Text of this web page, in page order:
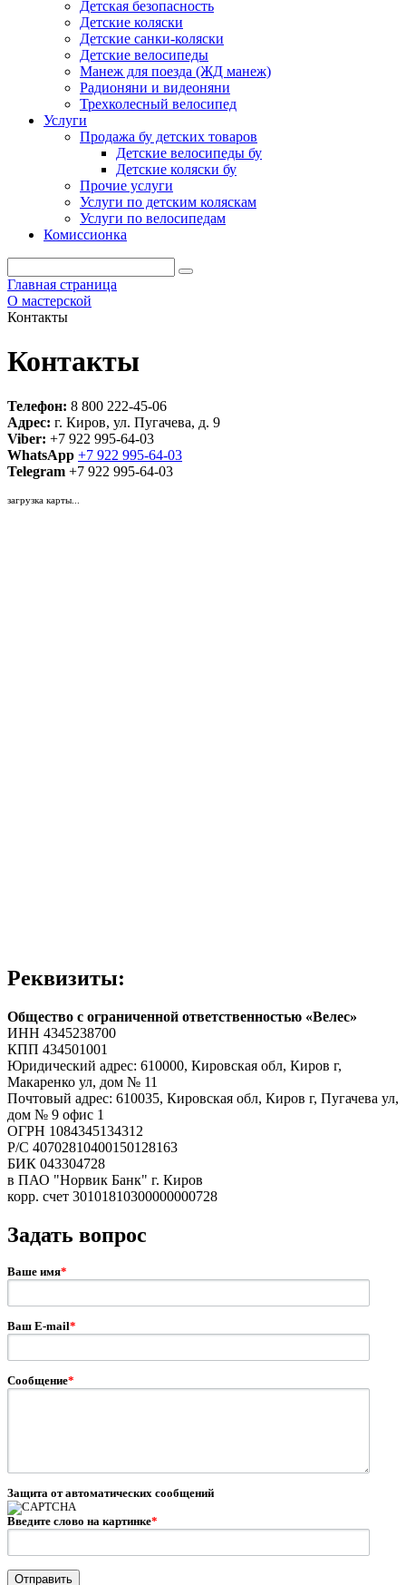
Детская безопасность
Детские коляски
Детские санки-коляски
Детские велосипеды
Манеж для поезда (ЖД манеж)
Радионяни и видеоняни
Трехколесный велосипед
Услуги
Продажа бу детских товаров
Детские велосипеды бу
Детские коляски бу
Прочие услуги
Услуги по детским коляскам
Услуги по велосипедам
Комиссионка
Главная страница
О мастерской
Контакты
Контакты
Телефон: 8 800 222-45-06
Адрес: г. Киров, ул. Пугачева, д. 9
Viber: +7 922 995-64-03
WhatsApp +7 922 995-64-03
Telegram +7 922 995-64-03
загрузка карты...
Реквизиты:
Общество с ограниченной ответственностью «Велес»
ИНН 4345238700
КПП 434501001
Юридический адрес: 610000, Кировская обл, Киров г,
Макаренко ул, дом № 11
Почтовый адрес: 610035, Кировская обл, Киров г, Пугачева ул,
дом № 9 офис 1
ОГРН 1084345134312
Р/C 40702810400150128163
БИК 043304728
в ПАО "Норвик Банк" г. Киров
корр. счет 30101810300000000728
Задать вопрос
Ваше имя*
Ваш E-mail*
Сообщение*
Защита от автоматических сообщений
Введите слово на картинке*